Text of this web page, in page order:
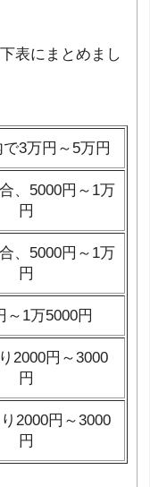
表にまとめまし
3万円～5万円
、5000円～1万
円
、5000円～1万
円
～1万5000円
2000円～3000
円
2000円～3000
円